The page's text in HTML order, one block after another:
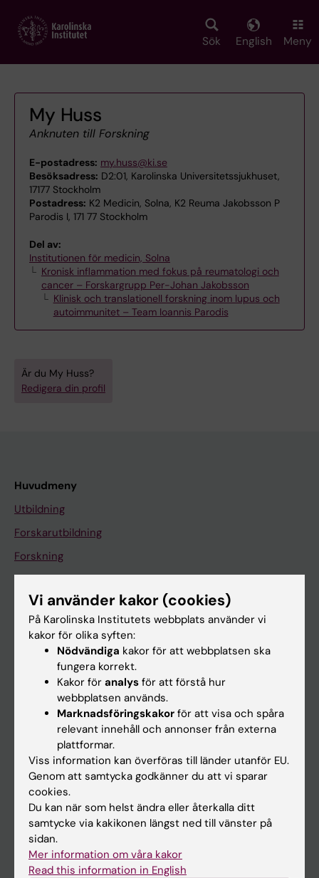
main
Sök English Meny
My Huss
Anknuten till Forskning
E-postadress: my.huss@ki.se
Besöksadress: D2:01, Karolinska Universitetssjukhuset,
17177 Stockholm
Postadress: K2 Medicin, Solna, K2 Reuma Jakobsson P
Parodis I, 171 77 Stockholm
Del av:
Institutionen för medicin, Solna
Kronisk inflammation med fokus på reumatologi och
cancer – Forskargrupp Per-Johan Jakobsson
Klinisk och translationell forskning inom lupus och
autoimmunitet – Team Ioannis Parodis
Är du My Huss?
Redigera din profil
Huvudmeny
Utbildning
Forskarutbildning
Forskning
På gång
Nyheter
Kalender
Student
Canvas
Schema
Studentmejlen
Kurs- och programwebbar
Student på KI
Vi använder kakor (cookies)
På Karolinska Institutets webbplats använder vi
kakor för olika syften:
Nödvändiga kakor för att webbplatsen ska
fungera korrekt.
Kakor för analys för att förstå hur
webbplatsen används.
Marknadsföringskakor för att visa och spåra
relevant innehåll och annonser från externa
plattformar.
Viss information kan överföras till länder utanför EU.
Genom att samtycka godkänner du att vi sparar
cookies.
Du kan när som helst ändra eller återkalla ditt
samtycke via kakikonen längst ned till vänster på
sidan.
Mer information om våra kakor
Read this information in English